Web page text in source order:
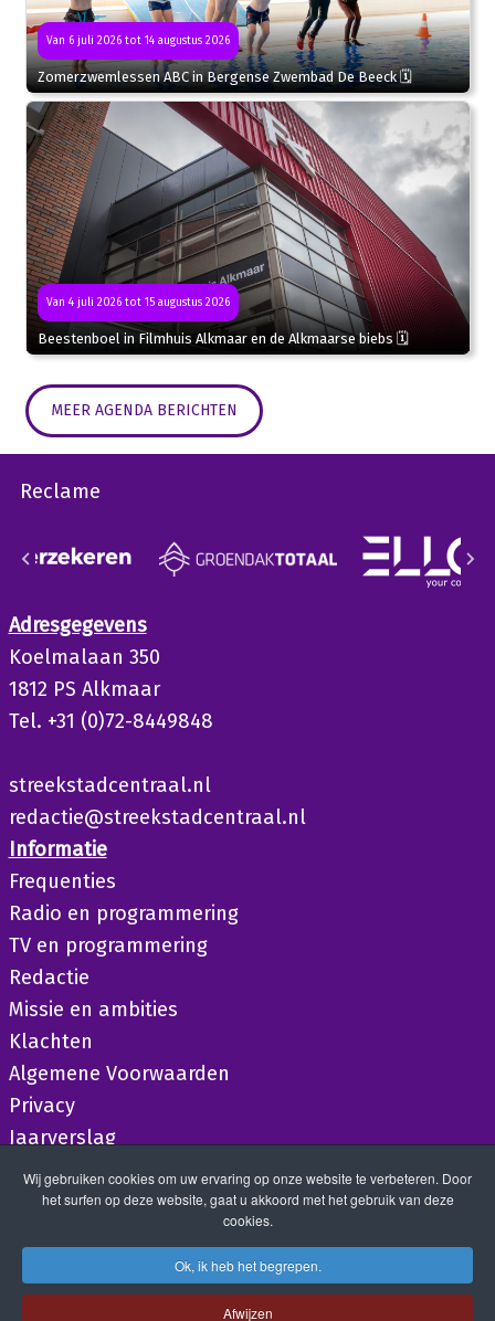
Van 6 juli 2026 tot 14 augustus 2026
Zomerzwemlessen ABC in Bergense Zwembad De Beeck 🗓
Van 4 juli 2026 tot 15 augustus 2026
Beestenboel in Filmhuis Alkmaar en de Alkmaarse biebs 🗓
MEER AGENDA BERICHTEN
Reclame
Adresgegevens
Koelmalaan 350
1812 PS Alkmaar
Tel. +31 (0)72-8449848
streekstadcentraal.nl
redactie@streekstadcentraal.nl
Informatie
Frequenties
Radio en programmering
TV en programmering
Redactie
Missie en ambities
Klachten
Algemene Voorwaarden
Privacy
Jaarverslag
Wij gebruiken cookies om uw ervaring op onze website te verbeteren. Door
het surfen op deze website, gaat u akkoord met het gebruik van deze
cookies.
Ok, ik heb het begrepen.
Afwijzen